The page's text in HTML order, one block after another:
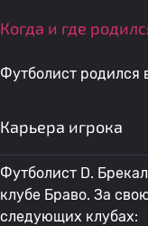
Когда и где
Футболист родился
Карьера игрока
Футболист D.
клубе Браво. За
следующих клубах: